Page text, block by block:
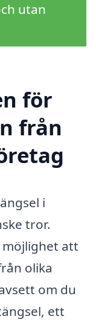
utan
för
från
i
tror.
att
olika
om du
ett